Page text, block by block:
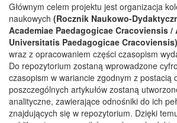
Głównym celem projektu jest organizacja
naukowych (Rocznik Naukowo-
Academiae Paedagogicae Cracoviensis /
Universitatis Paedagogicae Cracoviensis)
wraz z opracowaniem części czasopism
Do repozytorium zostaną wprowadzone
czasopism w wariancie zgodnym z postacią
poszczególnych artykułów zostaną
analityczne, zawierające odnośniki do ich
znajdujących się w repozytorium. Dzięki